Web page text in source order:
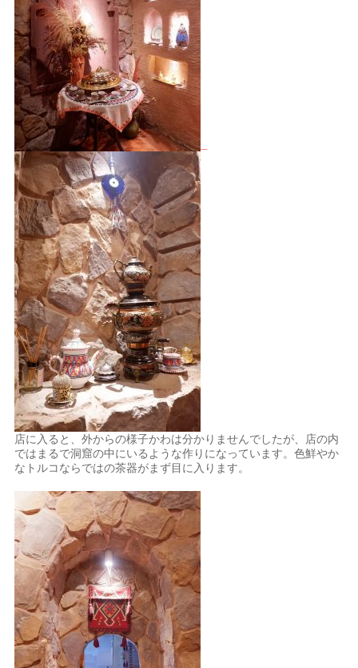
店に入ると、外からの様子かわは分かりませんでしたが、店の内
ではまるで洞窟の中にいるような作りになっています。色鮮やか
なトルコならではの茶器がまず目に入ります。